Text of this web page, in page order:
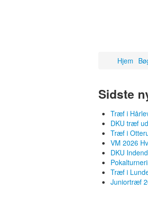
Hjem
Sidste
Træf i
DKU træf
Træf i
VM 2026
DKU
Træf i
Juniortræf